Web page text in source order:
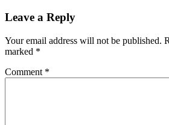
Leave a Reply
Your email address will not be published.
marked *
Comment *